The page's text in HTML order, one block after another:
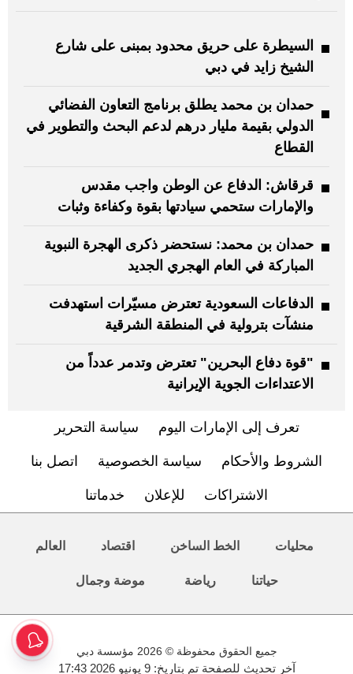
السيطرة على حريق محدود بمبنى على شارع
الشيخ زايد في دبي
حمدان بن محمد يطلق برنامج التعاون الفضائي
الدولي بقيمة مليار درهم لدعم البحث والتطوير في
القطاع
قرقاش: الدفاع عن الوطن واجب مقدس
والإمارات ستحمي سيادتها بقوة وكفاءة وثبات
حمدان بن محمد: نستحضر ذكرى الهجرة النبوية
المباركة في العام الهجري الجديد
الدفاعات السعودية تعترض مسيّرات استهدفت
منشآت بترولية في المنطقة الشرقية
"قوة دفاع البحرين" تعترض وتدمر عدداً من
الاعتداءات الجوية الإيرانية
تعرف إلى الإمارات اليوم سياسة التحرير
الشروط والأحكام سياسة الخصوصية اتصل بنا
الاشتراكات للإعلان خدماتنا
محليات الخط الساخن اقتصاد العالم
حياتنا رياضة موضة وجمال
جميع الحقوق محفوظة © 2026 مؤسسة دبي
آخر تحديث للصفحة تم بتاريخ: 9 يونيو 2026 17:43